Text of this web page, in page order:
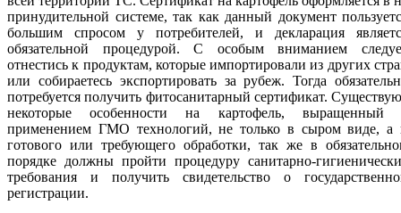
принудительной системе, так как данный документ
большим спросом у потребителей, и декларация
обязательной процедурой. С особым вниманием
отнестись к продуктам, которые импортировали из других
или собираетесь экспортировать за рубеж. Тогда
потребуется получить фитосанитарный сертификат.
некоторые особенности на картофель, выращенный
применением ГМО технологий, не только в сыром виде, а
готового или требующего обработки, так же в
порядке должны пройти процедуру санитарно-
требования и получить свидетельство о
регистрации.